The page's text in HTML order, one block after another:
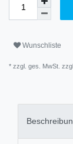
Wunschliste
* zzgl. ges. MwSt. zzgl.